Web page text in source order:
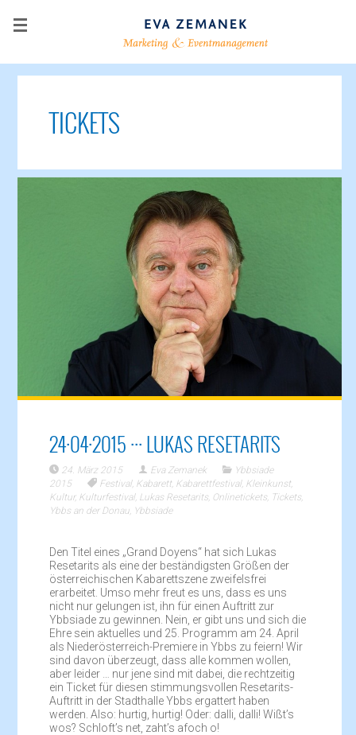
TICKETS
24·04·2015 ··· LUKAS RESETARITS
24. März 2015 Eva Zemanek
Ybbsiade
2015
Festival, Kabarett Kabarettfestival, Kleinkunst
Kultur, Kulturfestival, Lukas Resetarits Onlinetickets Tickets
Ybbs an der Donau Ybbsiade
Den Titel eines „Grand Doyens“ hat sich Lukas
Resetarits als eine der beständigsten Größen der
österreichischen Kabarettszene zweifelsfrei
erarbeitet. Umso mehr freut es uns, dass es uns
nicht nur gelungen ist, ihn für einen Auftritt zur
Ybbsiade zu gewinnen. Nein, er gibt uns und sich die
Ehre sein aktuelles und 25. Programm am 24. April
als Niederösterreich-Premiere in Ybbs zu feiern! Wir
sind davon überzeugt, dass alle kommen wollen,
aber leider … nur jene sind mit dabei, die rechtzeitig
ein Ticket für diesen stimmungsvollen Resetarits-
Auftritt in der Stadthalle Ybbs ergattert haben
werden. Also: hurtig, hurtig! Oder: dalli, dalli! Wißt’s
wos? Schloft’s net, zaht’s afoch o!